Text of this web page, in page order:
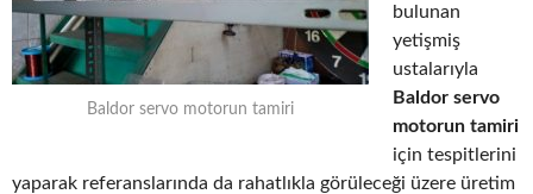
Baldor servo motorun tamiri
bulunan
yetişmiş
ustalarıyla
Baldor servo
motorun tamiri
için tespitlerini
yaparak referanslarında da rahatlıkla görüleceği üzere üretim